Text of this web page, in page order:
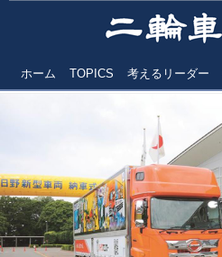
ホーム TOPICS 考えるリーダー